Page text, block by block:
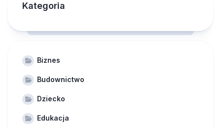
Kategoria
Biznes
Budownictwo
Dziecko
Edukacja